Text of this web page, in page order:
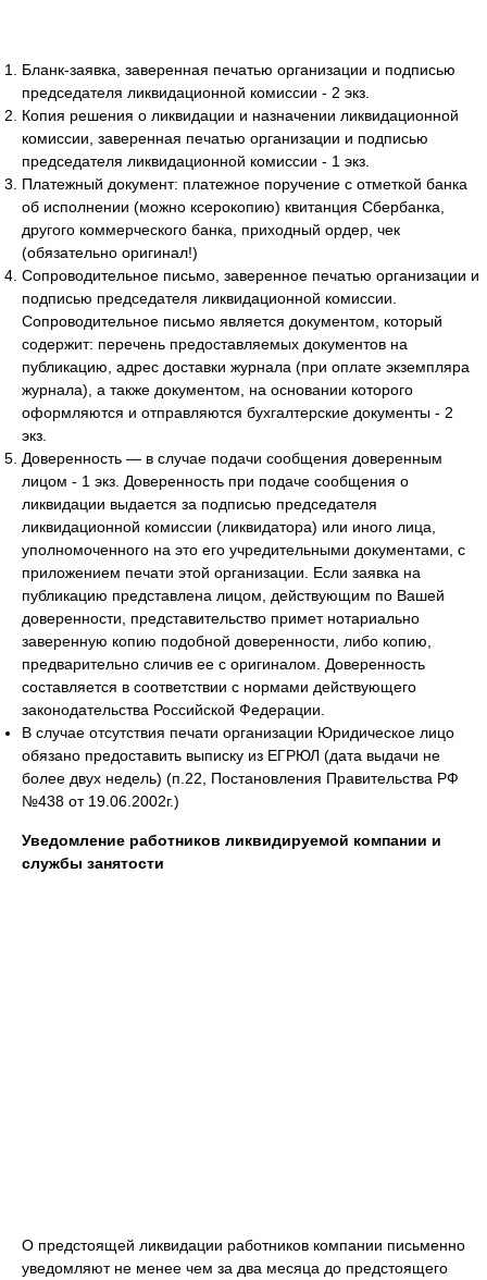
Бланк-заявка, заверенная печатью организации и подписью
председателя ликвидационной комиссии - 2 экз.
Копия решения о ликвидации и назначении ликвидационной
комиссии, заверенная печатью организации и подписью
председателя ликвидационной комиссии - 1 экз.
Платежный документ: платежное поручение с отметкой банка
об исполнении (можно ксерокопию) квитанция Сбербанка,
другого коммерческого банка, приходный ордер, чек
(обязательно оригинал!)
Сопроводительное письмо, заверенное печатью организации и
подписью председателя ликвидационной комиссии.
Сопроводительное письмо является документом, который
содержит: перечень предоставляемых документов на
публикацию, адрес доставки журнала (при оплате экземпляра
журнала), а также документом, на основании которого
оформляются и отправляются бухгалтерские документы - 2
экз.
Доверенность — в случае подачи сообщения доверенным
лицом - 1 экз. Доверенность при подаче сообщения о
ликвидации выдается за подписью председателя
ликвидационной комиссии (ликвидатора) или иного лица,
уполномоченного на это его учредительными документами, с
приложением печати этой организации. Если заявка на
публикацию представлена лицом, действующим по Вашей
доверенности, представительство примет нотариально
заверенную копию подобной доверенности, либо копию,
предварительно сличив ее с оригиналом. Доверенность
составляется в соответствии с нормами действующего
законодательства Российской Федерации.
В случае отсутствия печати организации Юридическое лицо
обязано предоставить выписку из ЕГРЮЛ (дата выдачи не
более двух недель) (п.22, Постановления Правительства РФ
№438 от 19.06.2002г.)
Уведомление работников ликвидируемой компании и
службы занятости
О предстоящей ликвидации работников компании письменно
уведомляют не менее чем за два месяца до предстоящего